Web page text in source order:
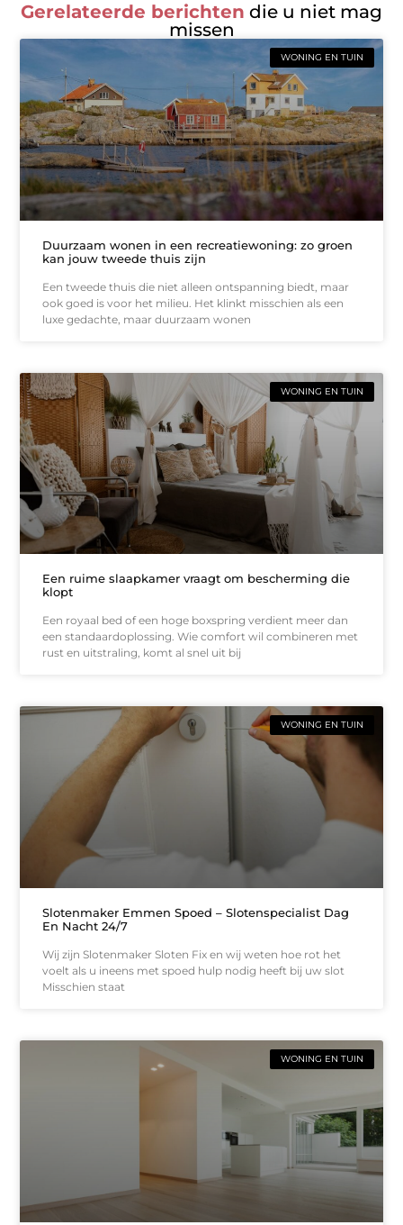
Gerelateerde berichten die u niet mag
missen
WONING EN TUIN
Duurzaam wonen in een recreatiewoning: zo groen
kan jouw tweede thuis zijn
Een tweede thuis die niet alleen ontspanning biedt, maar
ook goed is voor het milieu. Het klinkt misschien als een
luxe gedachte, maar duurzaam wonen
WONING EN TUIN
Een ruime slaapkamer vraagt om bescherming die
klopt
Een royaal bed of een hoge boxspring verdient meer dan
een standaardoplossing. Wie comfort wil combineren met
rust en uitstraling, komt al snel uit bij
WONING EN TUIN
Slotenmaker Emmen Spoed – Slotenspecialist Dag
En Nacht 24/7
Wij zijn Slotenmaker Sloten Fix en wij weten hoe rot het
voelt als u ineens met spoed hulp nodig heeft bij uw slot
Misschien staat
WONING EN TUIN